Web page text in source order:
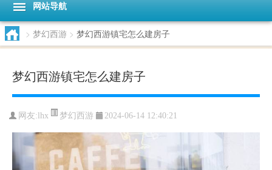
网站导航
> 梦幻西游 > 梦幻西游镇宅怎么建房子
梦幻西游镇宅怎么建房子
网友:lhx 梦幻西游 2024-06-14 12:40:21